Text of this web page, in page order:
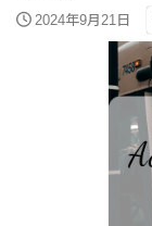
2024年9月21日